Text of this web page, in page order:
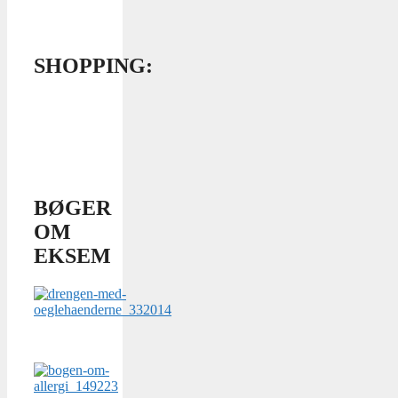
SHOPPING:
BØGER
OM
EKSEM